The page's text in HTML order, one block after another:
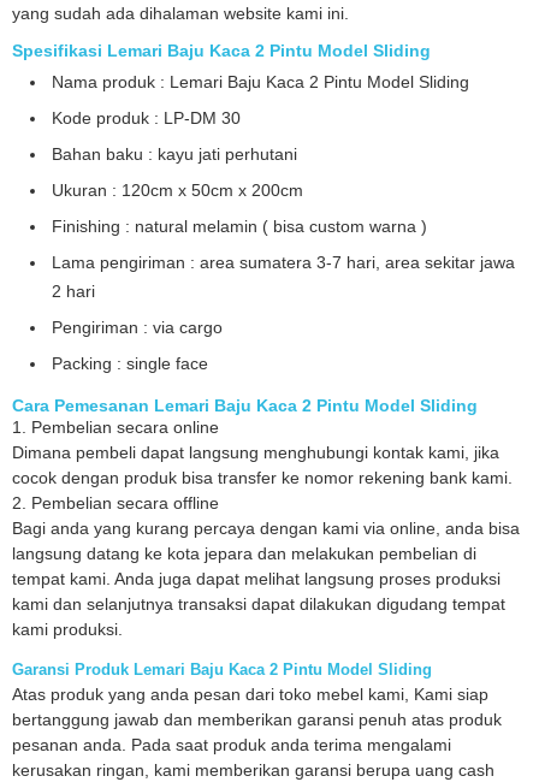
yang sudah ada dihalaman website kami ini.
Spesifikasi Lemari Baju Kaca 2 Pintu Model Sliding
Nama produk : Lemari Baju Kaca 2 Pintu Model Sliding
Kode produk : LP-DM 30
Bahan baku : kayu jati perhutani
Ukuran : 120cm x 50cm x 200cm
Finishing : natural melamin ( bisa custom warna )
Lama pengiriman : area sumatera 3-7 hari, area sekitar jawa
2 hari
Pengiriman : via cargo
Packing : single face
Cara Pemesanan Lemari Baju Kaca 2 Pintu Model Sliding
1. Pembelian secara online
Dimana pembeli dapat langsung menghubungi kontak kami, jika
cocok dengan produk bisa transfer ke nomor rekening bank kami.
2. Pembelian secara offline
Bagi anda yang kurang percaya dengan kami via online, anda bisa
langsung datang ke kota jepara dan melakukan pembelian di
tempat kami. Anda juga dapat melihat langsung proses produksi
kami dan selanjutnya transaksi dapat dilakukan digudang tempat
kami produksi.
Garansi Produk Lemari Baju Kaca 2 Pintu Model Sliding
Atas produk yang anda pesan dari toko mebel kami, Kami siap
bertanggung jawab dan memberikan garansi penuh atas produk
pesanan anda. Pada saat produk anda terima mengalami
kerusakan ringan, kami memberikan garansi berupa uang cash